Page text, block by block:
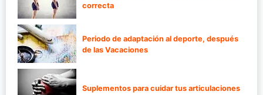
correcta
Periodo de adaptación al deporte, después
de las Vacaciones
Suplementos para cuidar tus articulaciones